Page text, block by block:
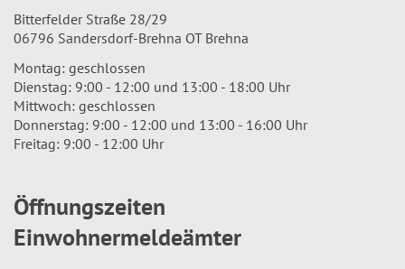
Bitterfelder Straße 28/29
06796 Sandersdorf-Brehna OT Brehna
Montag: geschlossen
Dienstag: 9:00 - 12:00 und 13:00 - 18:00 Uhr
Mittwoch: geschlossen
Donnerstag: 9:00 - 12:00 und 13:00 - 16:00 Uhr
Freitag: 9:00 - 12:00 Uhr
Öffnungszeiten
Einwohnermeldeämter